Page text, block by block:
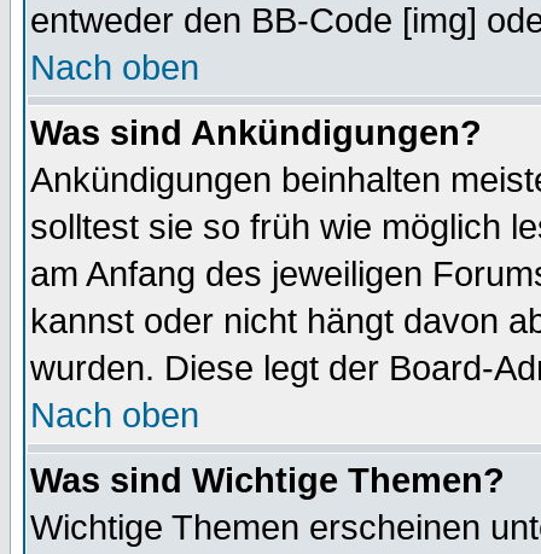
entweder den BB-Code [img]
Nach oben
Was sind Ankündigungen?
Ankündigungen beinhalten
solltest sie so früh wie möglich
am Anfang des jeweiligen
kannst oder nicht hängt davon
wurden. Diese legt der Board-
Nach oben
Was sind Wichtige Themen?
Wichtige Themen erscheinen